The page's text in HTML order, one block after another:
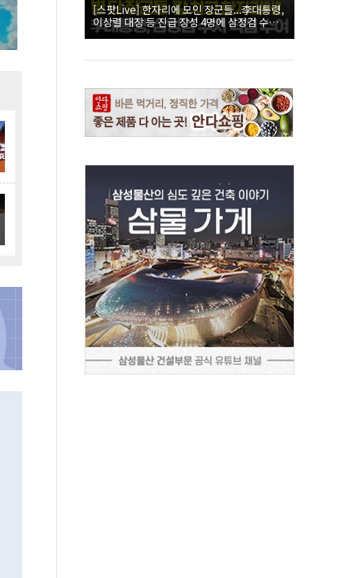
[스팟Live] 한자리에 모인 장군들...李대통령,
이상렬 대장 등 진급 장성 4명에 삼정검 수치
직접 수여｜26.08.07 장성 진급·삼정검 수치